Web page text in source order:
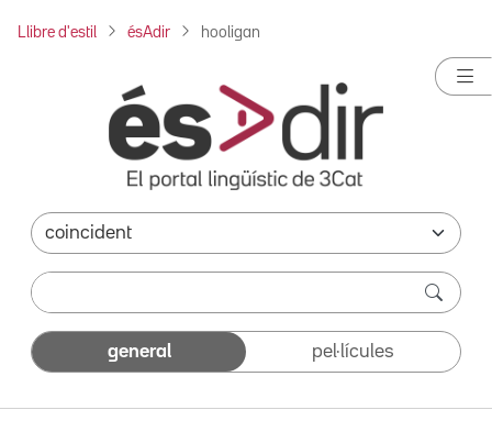
Llibre d'estil ésAdir hooligan
general pel·lícules